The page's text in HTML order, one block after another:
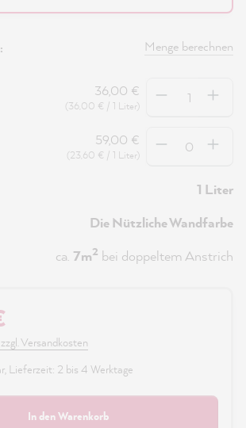
Menge berechnen
36,00 €
(36,00 € / 1 Liter)
59,00 €
(23,60 € / 1 Liter)
1 Liter
Die Nützliche Wandfarbe
ca. 7m2 bei doppeltem Anstrich
Versandkosten
Lieferzeit: 2 bis 4 Werktage
In den Warenkorb